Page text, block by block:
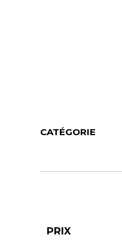
CATÉGORIE
PRIX